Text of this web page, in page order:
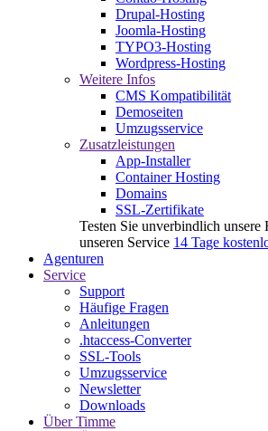
Drupal-Hosting
Joomla-Hosting
TYPO3-Hosting
Wordpress-Hosting
Weitere Infos
CMS Kompatibilität
Demoseiten
Umzugsservice
Zusatzleistungen
App-Installer
Container Hosting
Domains
SSL-Zertifikate
Testen Sie unverbindlich
unseren Service 14 Tage
Agenturen
Service
Support
Häufige Fragen
Anleitungen
.htaccess-Converter
SSL-Tools
Umzugsservice
Newsletter
Downloads
Über Timme